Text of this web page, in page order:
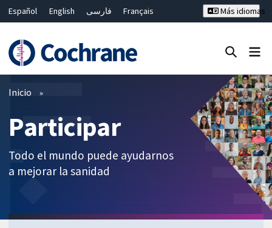
Español English فارسی
Français
Bahasa Malaysia
ไทย 繁體中文
Más idiomas
Cerrar búsqueda ✖
Inicio
Participar
Todo el mundo puede ayudarnos
a mejorar la sanidad